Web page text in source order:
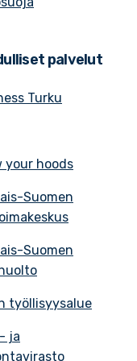
palvelut
Turku
your hoods
Suomen
Suomen
työllisyysalue
ja